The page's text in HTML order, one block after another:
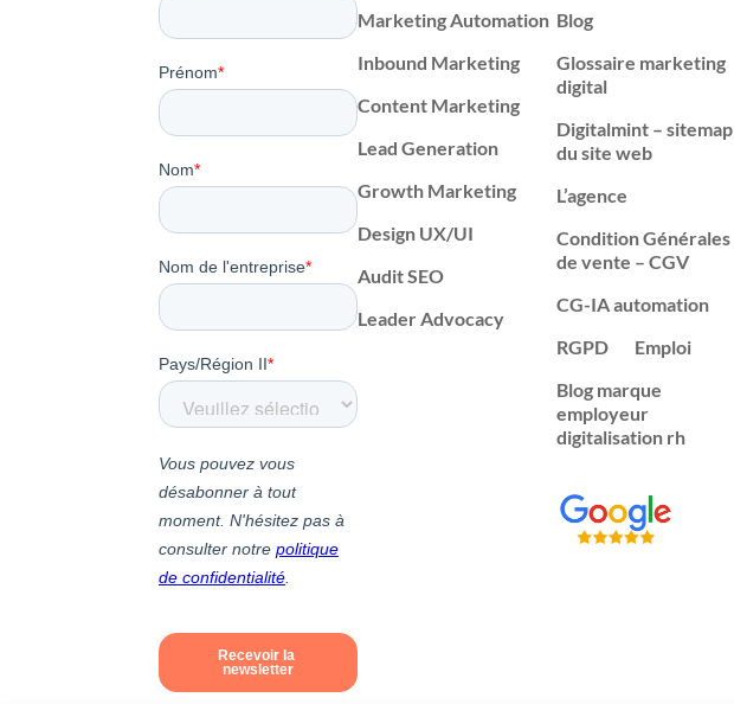
Marketing Automation
Inbound Marketing
Content Marketing
Lead Generation
Growth Marketing
Design UX/UI
Audit SEO
Leader Advocacy
Blog
Glossaire marketing
digital
Digitalmint – sitemap
du site web
L’agence
Condition Générales
de vente – CGV
CG-IA automation
RGPD
Emploi
Blog marque
employeur
digitalisation rh